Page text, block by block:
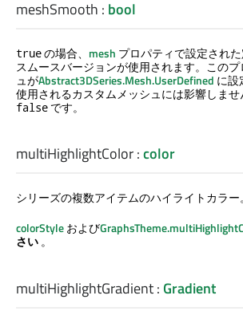
meshSmooth : bool
trueの場合、 mesh プロパティで設定され
スムースバージョンが使用されます。この
ュがAbstract3DSeries.Mesh.UserDefined に設
使用されるカスタムメッシュには影響しま
false です。
multiHighlightColor:color
シリーズの複数アイテムのハイライトカラー。
colorStyleおよび
さい。
multiHighlightGradient: Gradient